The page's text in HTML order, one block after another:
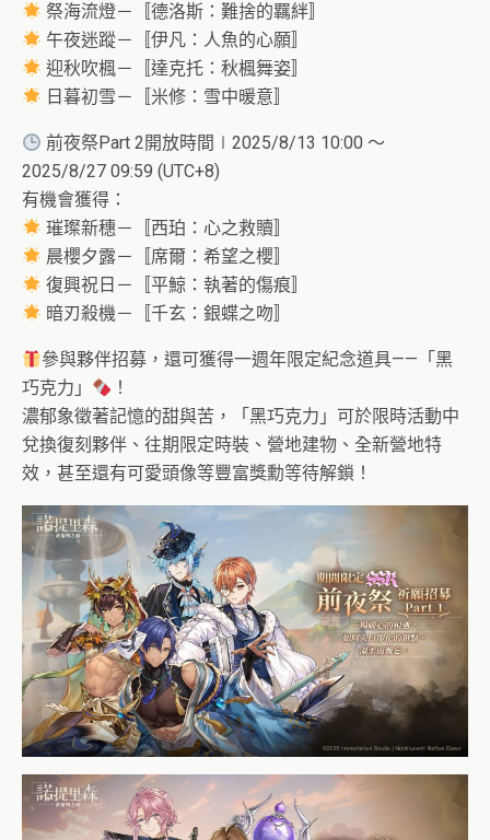
祭海流燈－〚德洛斯：難捨的羈絆〛
午夜迷蹤－〚伊凡：人魚的心願〛
迎秋吹楓－〚達克托：秋楓舞姿〛
日暮初雪－〚米修：雪中暖意〛
前夜祭Part 2開放時間∣2025/8/13 10:00 ～
2025/8/27 09:59 (UTC+8)
有機會獲得：
璀璨新穗－〚西珀：心之救贖〛
晨櫻夕露－〚席爾：希望之櫻〛
復興祝日－〚平鯨：執著的傷痕〛
暗刃殺機－〚千玄：銀蝶之吻〛
參與夥伴招募，還可獲得一週年限定紀念道具——「黑
巧克力」
！
濃郁象徵著記憶的甜與苦，「黑巧克力」可於限時活動中
兌換復刻夥伴、往期限定時裝、營地建物、全新營地特
效，甚至還有可愛頭像等豐富獎勳等待解鎖！